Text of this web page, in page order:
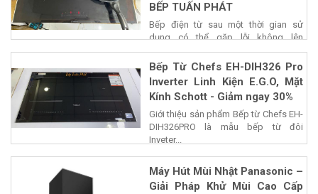
BẾP TUẤN PHÁT
Bếp điện từ sau một thời gian sử
dụng có thể gặp lỗi không lên
nguồn,...
Bếp Từ Chefs EH-DIH326 Pro
Inverter Linh Kiện E.G.O, Mặt
Kính Schott - Giảm ngay 30%
Giới thiệu sản phẩm Bếp từ Chefs EH-
DIH326PRO là mẫu bếp từ đôi
Inveter...
Máy Hút Mùi Nhật Panasonic –
Giải Pháp Khử Mùi Cao Cấp